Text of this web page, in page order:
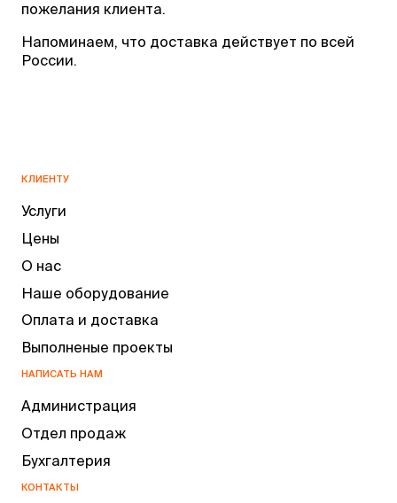
пожелания клиента.
Напоминаем, что доставка действует по всей
России.
КЛИЕНТУ
Услуги
Цены
О нас
Наше оборудование
Оплата и доставка
Выполненые проекты
НАПИСАТЬ НАМ
Администрация
Отдел продаж
Бухгалтерия
КОНТАКТЫ